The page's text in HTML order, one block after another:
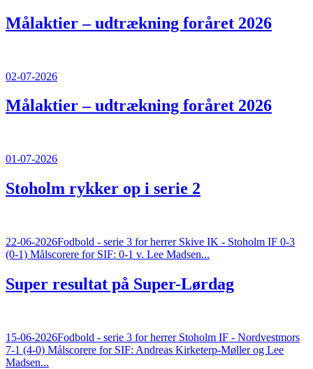
Målaktier – udtrækning foråret 2026
02-07-2026
Målaktier – udtrækning foråret 2026
01-07-2026
Stoholm rykker op i serie 2
22-06-2026Fodbold - serie 3 for herrer Skive IK - Stoholm IF 0-3
(0-1) Målscorere for SIF: 0-1 v. Lee Madsen...
Super resultat på Super-Lørdag
15-06-2026Fodbold - serie 3 for herrer Stoholm IF - Nordvestmors
7-1 (4-0) Målscorere for SIF: Andreas Kirketerp-Møller og Lee
Madsen...